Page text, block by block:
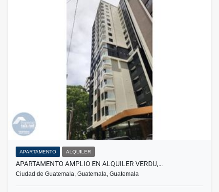
APARTAMENTO ALQUILER
APARTAMENTO AMPLIO EN ALQUILER VERDU,…
Ciudad de Guatemala, Guatemala, Guatemala